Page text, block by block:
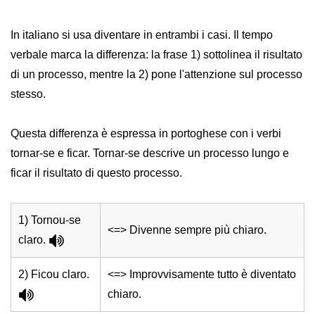
In italiano si usa diventare in entrambi i casi. Il tempo
verbale marca la differenza: la frase 1) sottolinea il risultato
di un processo, mentre la 2) pone l'attenzione sul processo
stesso.
Questa differenza è espressa in portoghese con i verbi
tornar-se e ficar. Tornar-se descrive un processo lungo e
ficar il risultato di questo processo.
1) Tornou-se
claro.
<=> Divenne sempre più chiaro.
2) Ficou claro.
<=> Improvvisamente tutto è diventato
chiaro.